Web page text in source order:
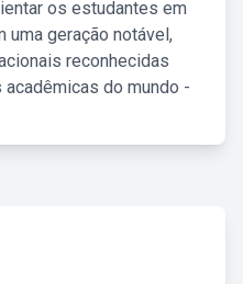
os estudantes em
uma geração notável,
reconhecidas
do mundo -